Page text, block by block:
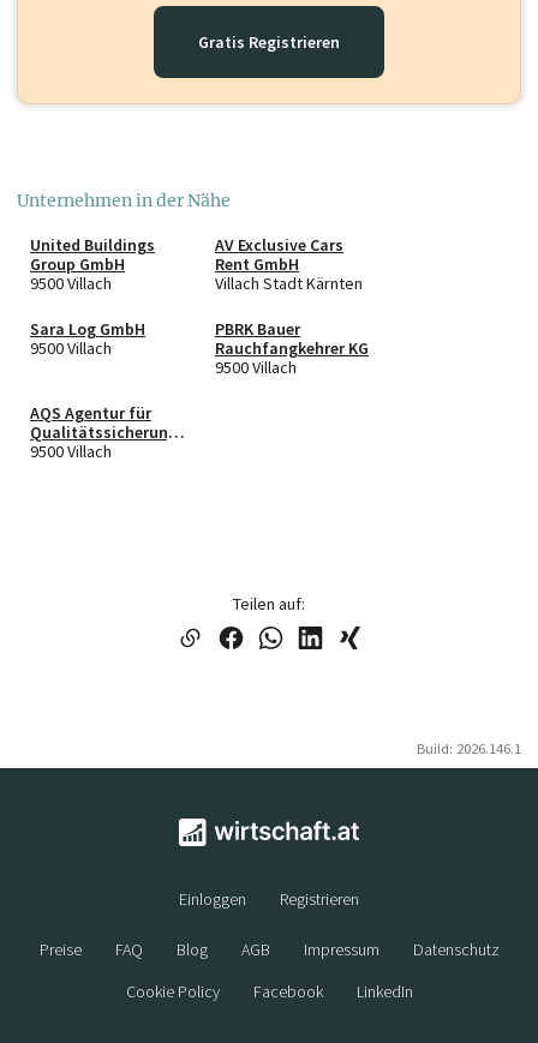
Gratis Registrieren
Unternehmen in der Nähe
United Buildings
Group GmbH
9500 Villach
AV Exclusive Cars
Rent GmbH
Villach Stadt Kärnten
Sara Log GmbH
9500 Villach
PBRK Bauer
Rauchfangkehrer KG
9500 Villach
AQS Agentur für
Qualitätssicherung
und Vermittlung e.U.
9500 Villach
Teilen auf:
Build: 2026.146.1
Einloggen Registrieren
Preise FAQ Blog AGB Impressum
Datenschutz
Cookie Policy
Facebook LinkedIn